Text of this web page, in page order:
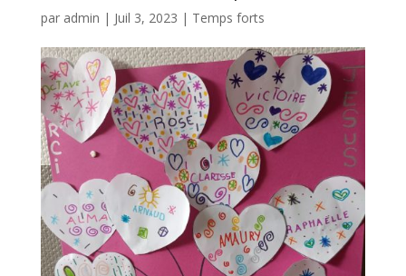
par admin | Juil 3, 2023 | Temps forts